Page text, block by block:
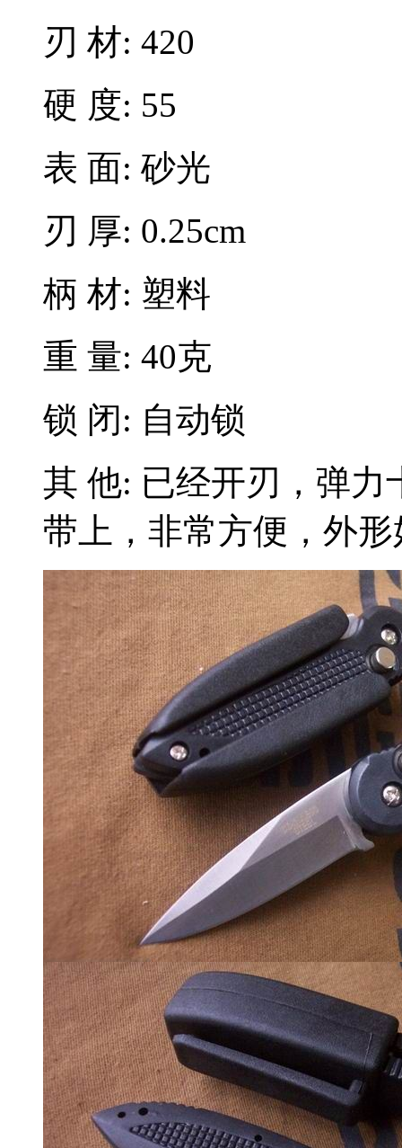
刃 材: 420
硬 度: 55
表 面: 砂光
刃 厚: 0.25cm
柄 材: 塑料
重 量: 40克
锁 闭: 自动锁
其 他: 已经开刃，弹
带上，非常方便，外